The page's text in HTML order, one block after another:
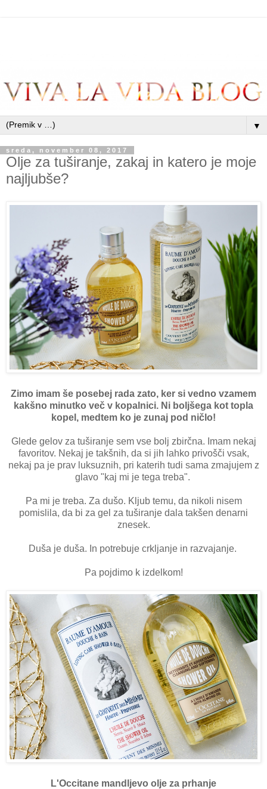
▼
sreda, november 08, 2017
Olje za tuširanje, zakaj in katero je moje
najljubše?
Zimo imam še posebej rada zato, ker si vedno vzamem
kakšno minutko več v kopalnici. Ni boljšega kot topla
kopel, medtem ko je zunaj pod ničlo!
Glede gelov za tuširanje sem vse bolj zbirčna. Imam nekaj
favoritov. Nekaj je takšnih, da si jih lahko privošči vsak,
nekaj pa je prav luksuznih, pri katerih tudi sama zmajujem z
glavo "kaj mi je tega treba".
Pa mi je treba. Za dušo. Kljub temu, da nikoli nisem
pomislila, da bi za gel za tuširanje dala takšen denarni
znesek.
Duša je duša. In potrebuje crkljanje in razvajanje.
Pa pojdimo k izdelkom!
L'Occitane mandljevo olje za prhanje